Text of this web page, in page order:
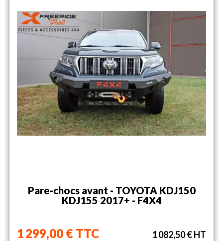
Pare-chocs avant - TOYOTA KDJ150
KDJ155 2017+ - F4X4
1 299,00 € TTC 1 082,50 € HT